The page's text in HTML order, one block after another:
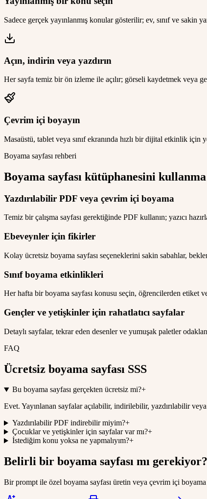
Sadece gerçek yayınlanmış konular gösterilir; ev, sınıf ve sakin
Açın, indirin veya yazdırın
Her sayfa temiz bir ön izleme ile açılır; görseli kaydetmek veya
Çevrim içi boyayın
Masaüstü, tablet veya sınıf ekranında hızlı bir dijital etkinlik için
Boyama sayfası rehberi
Boyama sayfası kütüphanesini
Yazdırılabilir PDF veya çevrim içi boyama
Temiz bir çalışma sayfası gerektiğinde PDF kullanın; yazıcı
Ebeveynler için fikirler
Kolay ücretsiz boyama sayfası seçeneklerini sakin sabahlar,
Sınıf boyama etkinlikleri
Her hafta bir boyama sayfası konusu seçin, öğrencilerden etiket
Gençler ve yetişkinler için rahatlatıcı sayfalar
Detaylı sayfalar, tekrar eden desenler ve yumuşak paletler
FAQ
Ücretsiz boyama sayfası SSS
Bu boyama sayfası gerçekten ücretsiz mi?+
Evet. Yayınlanan sayfalar açılabilir, indirilebilir, yazdırılabilir
Yazdırılabilir PDF indirebilir miyim?+
Çocuklar ve yetişkinler için sayfalar var mı?+
İstediğim konu yoksa ne yapmalıyım?+
Belirli bir boyama sayfası mı gerekiyor?
Bir prompt ile özel boyama sayfası üretin veya çevrim içi